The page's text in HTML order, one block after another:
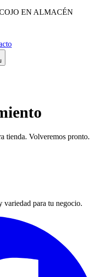
EN ALMACÉN
tienda. Volveremos pronto.
variedad para tu negocio.